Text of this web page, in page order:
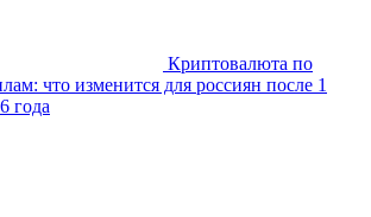
Криптовалюта по
что изменится для россиян после 1
года